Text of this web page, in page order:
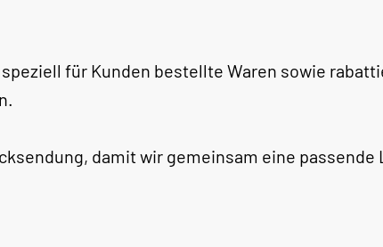
für Kunden bestellte Waren sowie
damit wir gemeinsam eine passende